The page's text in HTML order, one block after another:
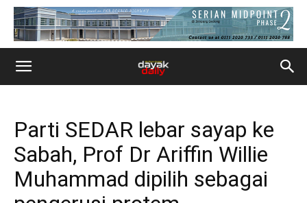
Parti SEDAR lebar sayap ke
Sabah, Prof Dr Ariffin Willie
Muhammad dipilih sebagai